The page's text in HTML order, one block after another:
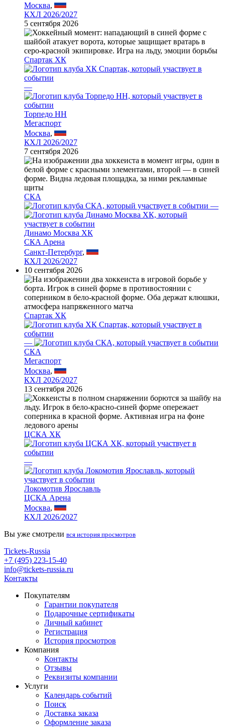
Москва,
КХЛ 2026/2027
5 сентября 2026
Спартак ХК
—
Торпедо НН
Мегаспорт
Москва,
КХЛ 2026/2027
7 сентября 2026
СКА
—
Динамо Москва ХК
СКА Арена
Санкт-Петербург,
КХЛ 2026/2027
10 сентября 2026
Спартак ХК
—
СКА
Мегаспорт
Москва,
КХЛ 2026/2027
13 сентября 2026
ЦСКА ХК
—
Локомотив Ярославль
ЦСКА Арена
Москва,
КХЛ 2026/2027
Вы уже смотрели вся история просмотров
Tickets-Russia
+7 (495) 223-15-40
info@tickets-russia.ru
Контакты
Покупателям
Гарантии покупателя
Подарочные сертификаты
Личный кабинет
Регистрация
История просмотров
Компания
Контакты
Отзывы
Реквизиты компании
Услуги
Календарь событий
Поиск
Доставка заказа
Оформление заказа